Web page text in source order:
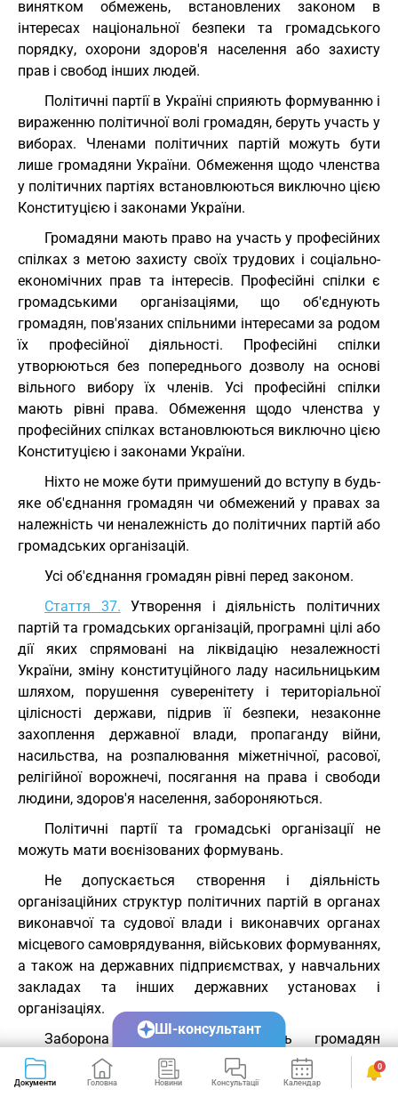
винятком обмежень, встановлених законом в
інтересах національної безпеки та громадського
порядку, охорони здоров'я населення або захисту
прав і свобод інших людей.
Політичні партії в Україні сприяють формуванню і
вираженню політичної волі громадян, беруть участь у
виборах. Членами політичних партій можуть бути
лише громадяни України. Обмеження щодо членства
у політичних партіях встановлюються виключно цією
Конституцією і законами України.
Громадяни мають право на участь у професійних
спілках з метою захисту своїх трудових і соціально-
економічних прав та інтересів. Професійні спілки є
громадськими організаціями, що об'єднують
громадян, пов'язаних спільними інтересами за родом
їх професійної діяльності. Професійні спілки
утворюються без попереднього дозволу на основі
вільного вибору їх членів. Усі професійні спілки
мають рівні права. Обмеження щодо членства у
професійних спілках встановлюються виключно цією
Конституцією і законами України.
Ніхто не може бути примушений до вступу в будь-
яке об'єднання громадян чи обмежений у правах за
належність чи неналежність до політичних партій або
громадських організацій.
Усі об'єднання громадян рівні перед законом.
Стаття 37. Утворення і діяльність політичних
партій та громадських організацій, програмні цілі або
дії яких спрямовані на ліквідацію незалежності
України, зміну конституційного ладу насильницьким
шляхом, порушення суверенітету і територіальної
цілісності держави, підрив її безпеки, незаконне
захоплення державної влади, пропаганду війни,
насильства, на розпалювання міжетнічної, расової,
релігійної ворожнечі, посягання на права і свободи
людини, здоров'я населення, забороняються.
Політичні партії та громадські організації не
можуть мати воєнізованих формувань.
Не допускається створення і діяльність
організаційних структур політичних партій в органах
виконавчої та судової влади і виконавчих органах
місцевого самоврядування, військових формуваннях,
а також на державних підприємствах, у навчальних
закладах та інших державних установах і
організаціях.
Заборона діяльності об'єднань громадян
здійснюється лише в судовому порядку.
Стаття 38.Громадяни мають право брати участь
Документи Головна Новини Консультації Календар Сервіси
0
ШІ-консультант